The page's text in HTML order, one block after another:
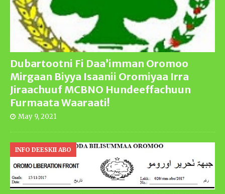
Dubartootni Fi Daa’imman Oromoo
Mirgaan Biyya Isaanii Oromiyaa Irra
Jiraachuuf MCBNO Hundeeffachuun
Furmaata Waaraati!
May 9, 2021
INFO DEESKII ABO